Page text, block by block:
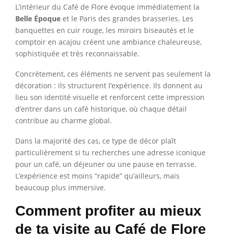
L’intérieur du Café de Flore évoque immédiatement la
Belle Époque et le Paris des grandes brasseries. Les
banquettes en cuir rouge, les miroirs biseautés et le
comptoir en acajou créent une ambiance chaleureuse,
sophistiquée et très reconnaissable.
Concrètement, ces éléments ne servent pas seulement la
décoration : ils structurent l’expérience. Ils donnent au
lieu son identité visuelle et renforcent cette impression
d’entrer dans un café historique, où chaque détail
contribue au charme global.
Dans la majorité des cas, ce type de décor plaît
particulièrement si tu recherches une adresse iconique
pour un café, un déjeuner ou une pause en terrasse.
L’expérience est moins “rapide” qu’ailleurs, mais
beaucoup plus immersive.
Comment profiter au mieux
de ta visite au Café de Flore